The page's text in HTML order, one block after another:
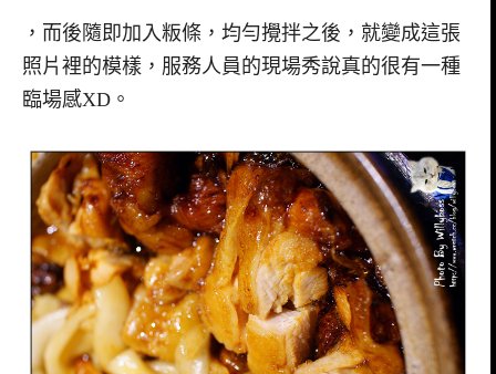
，而後隨即加入粄條，均勻攪拌之後，就變成這張
照片裡的模樣，服務人員的現場秀說真的很有一種
臨場感XD。